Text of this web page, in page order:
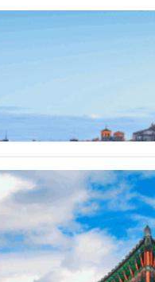
du Sud